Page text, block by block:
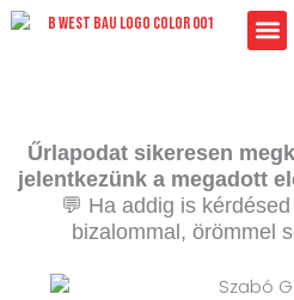
Skip
Űrlapodat sikeresen
jelentkezünk a megadott
💬 Ha addig is
bizalommal, örömmel